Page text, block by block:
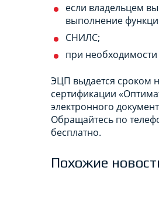
если владельцем
выполнение
СНИЛС;
при
ЭЦП выдается сроком
сертификации
электронного
Обращайтесь по
бесплатно.
Похожие